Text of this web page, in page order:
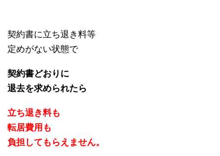
契約書に立ち退き料等
定めがない状態で
契約書どおりに
退去を求められたら
立ち退き料も
転居費用も
負担してもらえません。